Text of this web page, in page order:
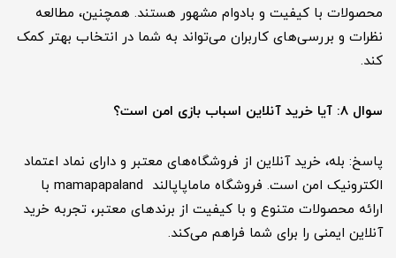
محصولات با کیفیت و بادوام مشهور هستند. همچنین، مطالعه
نظرات و بررسی‌های کاربران می‌تواند به شما در انتخاب بهتر کمک
کند.
سوال 8: آیا خرید آنلاین اسباب بازی امن است؟
پاسخ: بله، خرید آنلاین از فروشگاه‌های معتبر و دارای نماد اعتماد
الکترونیک امن است. فروشگاه ماماپاپالند mamapapaland با
ارائه محصولات متنوع و با کیفیت از برندهای معتبر، تجربه خرید
آنلاین ایمنی را برای شما فراهم می‌کند.